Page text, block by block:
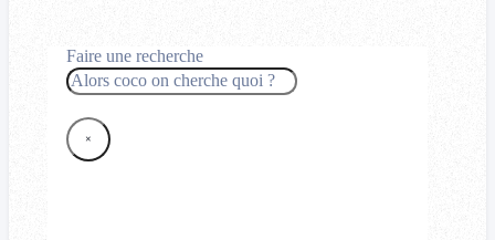
Faire une recherche
Rechercher
×